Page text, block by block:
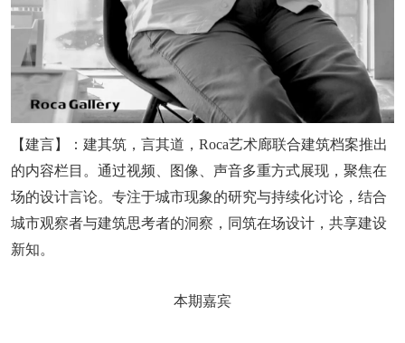
【建言】：建其筑，言其道，Roca艺术廊联合建筑档案推出
的内容栏目。通过视频、图像、声音多重方式展现，聚焦在
场的设计言论。专注于城市现象的研究与持续化讨论，结合
城市观察者与建筑思考者的洞察，同筑在场设计，共享建设
新知。
本期嘉宾